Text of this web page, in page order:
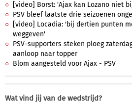
[video] Borst: 'Ajax kan Lozano niet
PSV bleef laatste drie seizoenen
[video] Locadia: 'bij dertien punten
weggeven'
PSV-supporters steken ploeg
aanloop naar topper
Blom aangesteld voor Ajax - PSV
Wat vind jij van de wedstrijd?